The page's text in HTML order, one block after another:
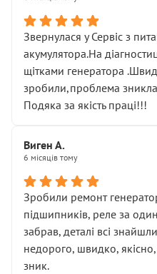
Звернулася у Сервіс з
акумулятора.На
щітками генератора
зробили,проблема
Подяка за якість праці!!!
Виген А.
6 місяців тому
Зробили ремонт
підшипників, реле за
забрав, деталі всі
недорого, швидко,
зник.